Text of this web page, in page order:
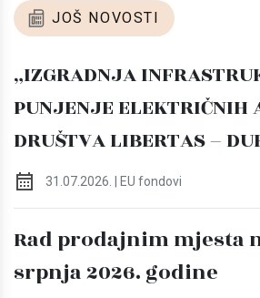
JOŠ NOVOSTI
„IZGRADNJA
PUNJENJE ELEKTRIČNIH
DRUŠTVA LIBERTAS –
31.07.2026. | EU fondovi
Rad prodajnim mjesta
srpnja 2026. godine